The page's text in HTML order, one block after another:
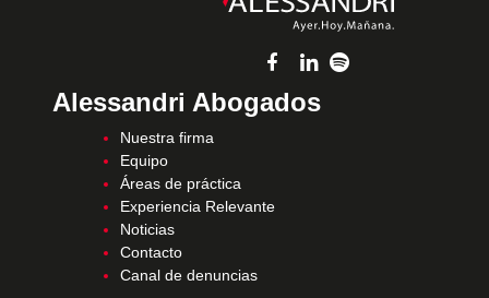
Alessandri Abogados
Nuestra firma
Equipo
Áreas de práctica
Experiencia Relevante
Noticias
Contacto
Canal de denuncias